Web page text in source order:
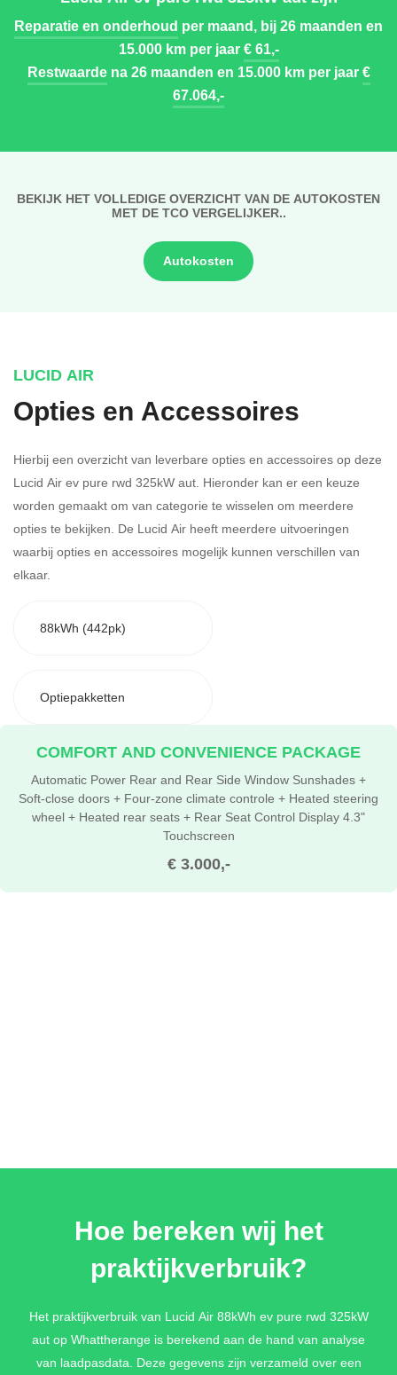
Reparatie en onderhoud per maand, bij 26 maanden en
15.000 km per jaar€ 61,-
Restwaardena 26 maanden en 15.000 km per jaar€
67.064,-
BEKIJK HET VOLLEDIGE OVERZICHT VAN DE AUTOKOSTEN
MET DE TCO VERGELIJKER..
Autokosten
LUCID AIR
Opties en Accessoires
Hierbij een overzicht van leverbare opties en accessoires op deze
Lucid Air ev pure rwd 325kW aut. Hieronder kan er een keuze
worden gemaakt om van categorie te wisselen om meerdere
opties te bekijken. De Lucid Air heeft meerdere uitvoeringen
waarbij opties en accessoires mogelijk kunnen verschillen van
elkaar.
88kWh (442pk)
Optiepakketten
€ 3.000,-
COMFORT AND CONVENIENCE PACKAGE
Automatic Power Rear and Rear Side Window Sunshades +
Soft-close doors + Four-zone climate controle + Heated steering
wheel + Heated rear seats + Rear Seat Control Display 4.3"
Touchscreen
Hoe bereken wij het
praktijkverbruik?
Het praktijkverbruik van Lucid Air 88kWh ev pure rwd 325kW
aut op Whattherange is berekend aan de hand van analyse
van laadpasdata. Deze gegevens zijn verzameld over een